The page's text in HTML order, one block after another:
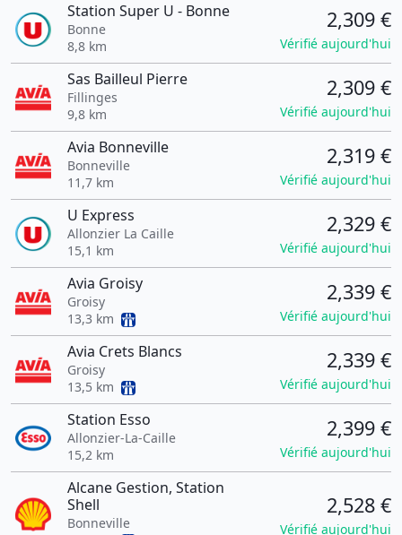
Station Super U - Bonne
Bonne
8,8 km
2,309 €
Vérifié aujourd'hui
Sas Bailleul Pierre
Fillinges
9,8 km
2,309 €
Vérifié aujourd'hui
Avia Bonneville
Bonneville
11,7 km
2,319 €
Vérifié aujourd'hui
U Express
Allonzier La Caille
15,1 km
2,329 €
Vérifié aujourd'hui
Avia Groisy
Groisy
13,3 km
2,339 €
Vérifié aujourd'hui
Avia Crets Blancs
Groisy
13,5 km
2,339 €
Vérifié aujourd'hui
Station Esso
Allonzier-La-Caille
15,2 km
2,399 €
Vérifié aujourd'hui
Alcane Gestion, Station
Shell
Bonneville
2,528 €
Vérifié aujourd'hui